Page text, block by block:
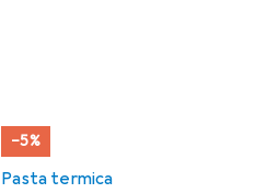
−5%
Pasta termica